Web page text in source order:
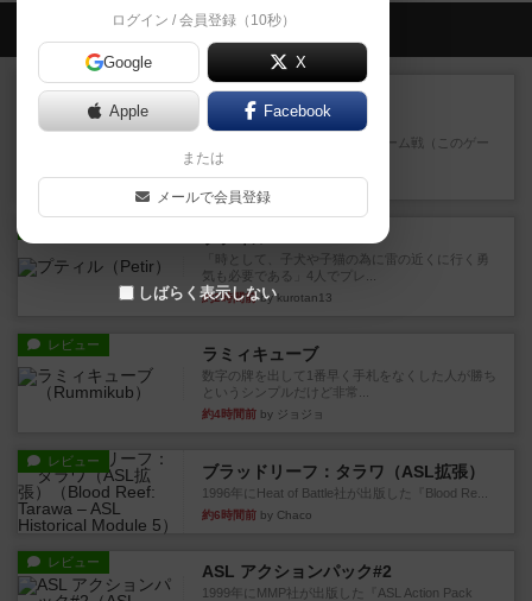
会員の新しい投稿
レビュー
エージェンシー
トリックテイキング好きで、チーム戦（このゲー
ムは4人専用）好きなら間違...
約1時間前by ハロ
「時として、子犬や子猫の為に雷の近くに行く勇
気も必要である」4人でプレ...
約2時間前by kurotan13
レビュー ラミィキューブ
数字の牌を出して1番早く手札をなくした人が勝ち
というシンプルだけど非常...
約4時間前 by ジョジョ
レビュー
ブラッドリーフ：タラワ（ASL拡張）
1996年にHeat of Battle社が出版した『Blood Re...
約6時間前 by Chaco
レビュー ASL アクションパック#2
1999年にMMP社が出版した『ASL Action Pack
ログイン / 会員登録（10秒）
Google X
Apple Facebook
または
メールで会員登録
しばらく表示しない